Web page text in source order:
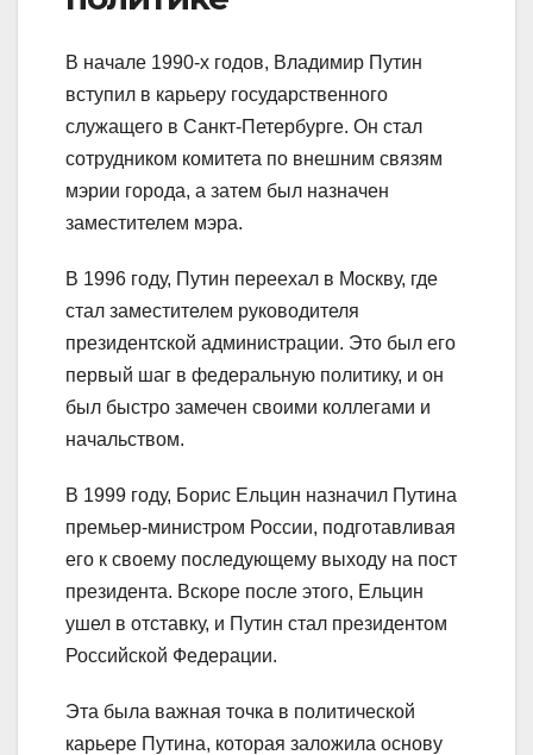
В начале 1990-х годов, Владимир Путин
вступил в карьеру государственного
служащего в Санкт-Петербурге. Он стал
сотрудником комитета по внешним связям
мэрии города, а затем был назначен
заместителем мэра.
В 1996 году, Путин переехал в Москву, где
стал заместителем руководителя
президентской администрации. Это был его
первый шаг в федеральную политику, и он
был быстро замечен своими коллегами и
начальством.
В 1999 году, Борис Ельцин назначил Путина
премьер-министром России, подготавливая
его к своему последующему выходу на пост
президента. Вскоре после этого, Ельцин
ушел в отставку, и Путин стал президентом
Российской Федерации.
Эта была важная точка в политической
карьере Путина, которая заложила основу